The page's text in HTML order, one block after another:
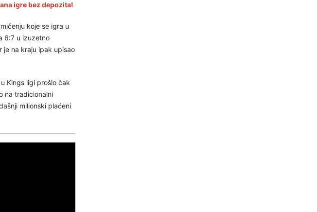
igre bez depozita!
koje se igra u
6:7 u izuzetno
je na kraju ipak upisao
Kings ligi prošlo čak
na tradicionalni
milionski plaćeni